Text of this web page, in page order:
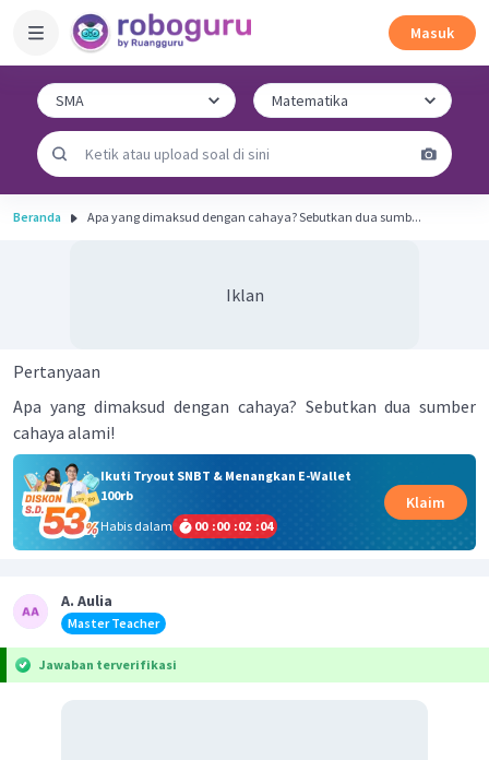
Masuk
Beranda Apa yang dimaksud dengan cahaya? Sebutkan dua sumb...
Iklan
Pertanyaan
Apa yang dimaksud dengan cahaya? Sebutkan dua sumber
cahaya alami!
Ikuti Tryout SNBT & Menangkan E-Wallet
100rb
Habis dalam
00 :00 :02 :03
Klaim
A. Aulia
Master Teacher
Jawaban terverifikasi